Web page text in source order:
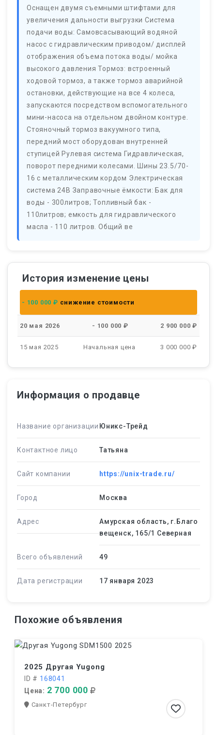
Оснащен двумя съемными штифтами для
увеличения дальности выгрузки Система
подачи воды: Самовсасывающий водяной
насос с гидравлическим приводом/ дисплей
отображения объема потока воды/ мойка
высокого давления Тормоз: встроенный
ходовой тормоз, а также тормоз аварийной
остановки, действующие на все 4 колеса,
запускаются посредством вспомогательного
мини-насоса на отдельном двойном контуре.
Стояночный тормоз вакуумного типа,
передний мост оборудован внутренней
ступицей Рулевая система Гидравлическая,
поворот передними колесами. Шины 23.5/70-
16 с металлическим кордом Электрическая
система 24В Заправочные ёмкости: Бак для
воды - 300литров; Топливный бак -
110литров; емкость для гидравлического
масла - 110 литров. Общий ве
История изменение цены
- 100 000 ₽ снижение стоимости
20 мая 2026 - 100 000 ₽ 2 900 000 ₽
15 мая 2025 Начальная цена 3 000 000 ₽
Информация о продавце
Название организации Юникс-Трейд
Контактное лицо Татьяна
Сайт компании https://unix-trade.ru/
Город Москва
Адрес
Амурская область, г.Благо
вещенск, 165/1 Северная
Всего объявлений 49
Дата регистрации 17 января 2023
Похожие объявления
2025 Другая Yugong
ID # 168041
Цена: 2 700 000
Санкт-Петербург